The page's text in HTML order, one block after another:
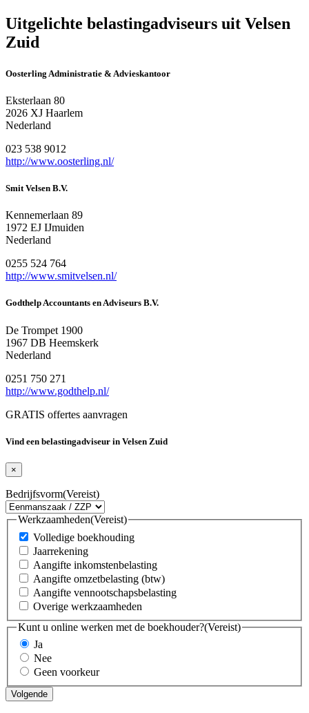
Uitgelichte belastingadviseurs uit Velsen
Zuid
Oosterling Administratie & Advieskantoor
Eksterlaan 80
2026 XJ Haarlem
Nederland
023 538 9012
http://www.oosterling.nl/
Smit Velsen B.V.
Kennemerlaan 89
1972 EJ IJmuiden
Nederland
0255 524 764
http://www.smitvelsen.nl/
Godthelp Accountants en Adviseurs B.V.
De Trompet 1900
1967 DB Heemskerk
Nederland
0251 750 271
http://www.godthelp.nl/
GRATIS offertes aanvragen
Vind een belastingadviseur in Velsen Zuid
×
Bedrijfsvorm(Vereist)
Werkzaamheden(Vereist)
Volledige boekhouding
Jaarrekening
Aangifte inkomstenbelasting
Aangifte omzetbelasting (btw)
Aangifte vennootschapsbelasting
Overige werkzaamheden
Kunt u online werken met de boekhouder?(Vereist)
Ja
Nee
Geen voorkeur